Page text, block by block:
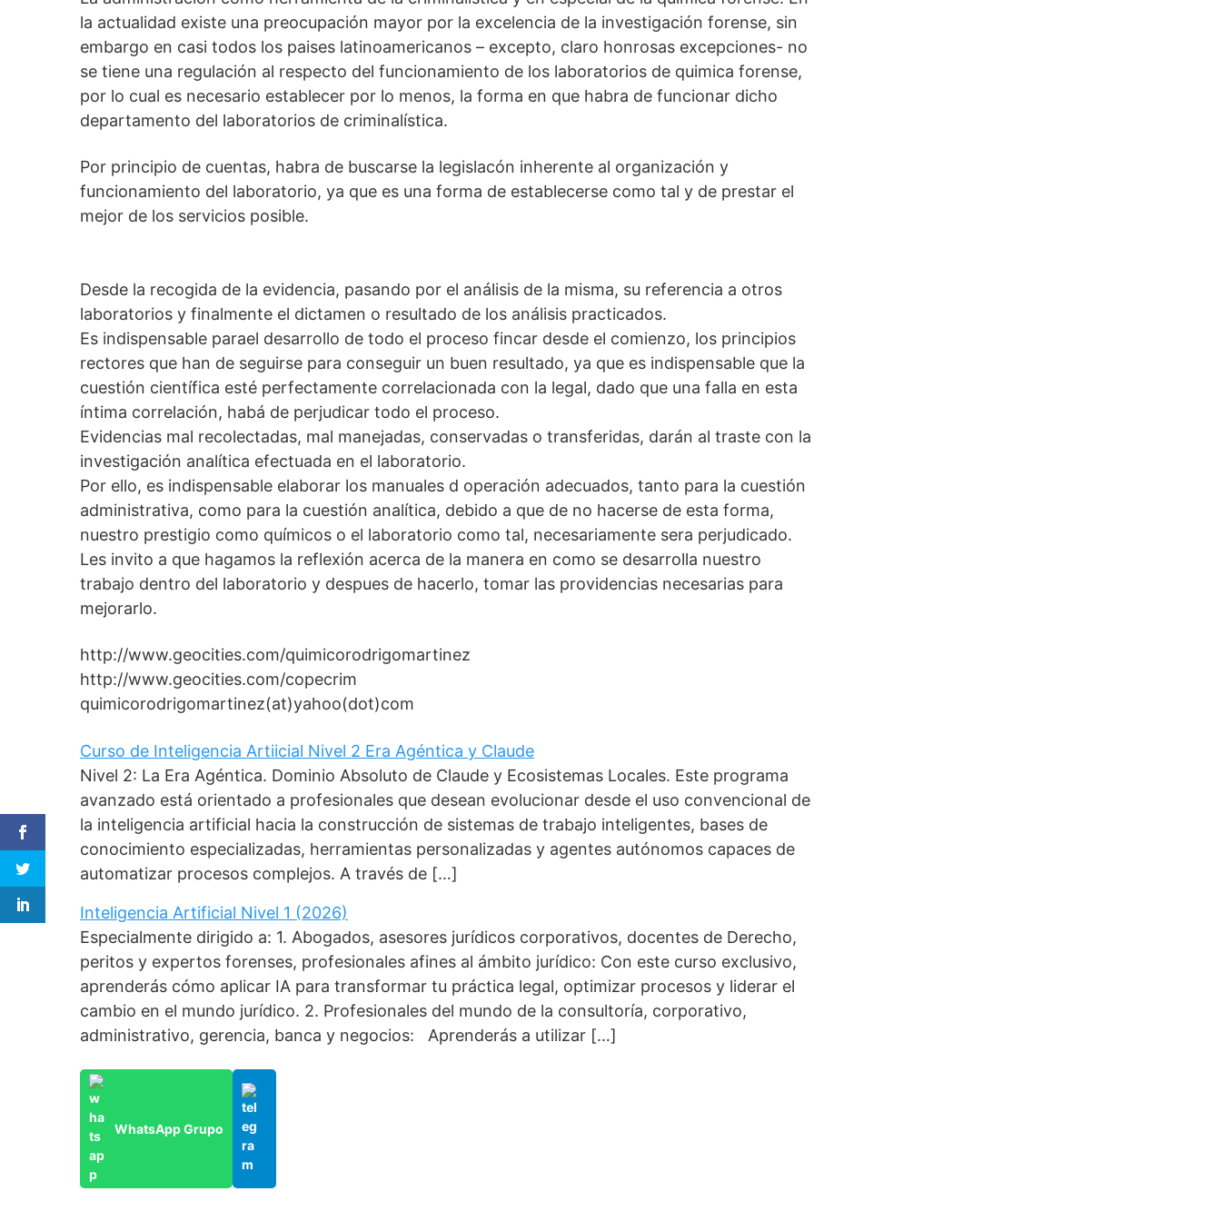
la actualidad existe una preocupación mayor por la excelencia de la investigación forense, sin
embargo en casi todos los paises latinoamericanos – excepto, claro honrosas excepciones- no
se tiene una regulación al respecto del funcionamiento de los laboratorios de quimica forense,
por lo cual es necesario establecer por lo menos, la forma en que habra de funcionar dicho
departamento del laboratorios de criminalística.
Por principio de cuentas, habra de buscarse la legislacón inherente al organización y
funcionamiento del laboratorio, ya que es una forma de establecerse como tal y de prestar el
mejor de los servicios posible.
Desde la recogida de la evidencia, pasando por el análisis de la misma, su referencia a otros
laboratorios y finalmente el dictamen o resultado de los análisis practicados.
Es indispensable parael desarrollo de todo el proceso fincar desde el comienzo, los principios
rectores que han de seguirse para conseguir un buen resultado, ya que es indispensable que la
cuestión científica esté perfectamente correlacionada con la legal, dado que una falla en esta
íntima correlación, habá de perjudicar todo el proceso.
Evidencias mal recolectadas, mal manejadas, conservadas o transferidas, darán al traste con la
investigación analítica efectuada en el laboratorio.
Por ello, es indispensable elaborar los manuales d operación adecuados, tanto para la cuestión
administrativa, como para la cuestión analítica, debido a que de no hacerse de esta forma,
nuestro prestigio como químicos o el laboratorio como tal, necesariamente sera perjudicado.
Les invito a que hagamos la reflexión acerca de la manera en como se desarrolla nuestro
trabajo dentro del laboratorio y despues de hacerlo, tomar las providencias necesarias para
mejorarlo.
http://www.geocities.com/quimicorodrigomartinez
http://www.geocities.com/copecrim
quimicorodrigomartinez(at)yahoo(dot)com
Curso de Inteligencia Artiicial Nivel 2 Era Agéntica y Claude
Nivel 2: La Era Agéntica. Dominio Absoluto de Claude y Ecosistemas Locales. Este programa
avanzado está orientado a profesionales que desean evolucionar desde el uso convencional de
la inteligencia artificial hacia la construcción de sistemas de trabajo inteligentes, bases de
conocimiento especializadas, herramientas personalizadas y agentes autónomos capaces de
automatizar procesos complejos. A través de […]
Inteligencia Artificial Nivel 1 (2026)
Especialmente dirigido a: 1. Abogados, asesores jurídicos corporativos, docentes de Derecho,
peritos y expertos forenses, profesionales afines al ámbito jurídico: Con este curso exclusivo,
aprenderás cómo aplicar IA para transformar tu práctica legal, optimizar procesos y liderar el
cambio en el mundo jurídico. 2. Profesionales del mundo de la consultoría, corporativo,
administrativo, gerencia, banca y negocios: Aprenderás a utilizar […]
WhatsApp Grupo